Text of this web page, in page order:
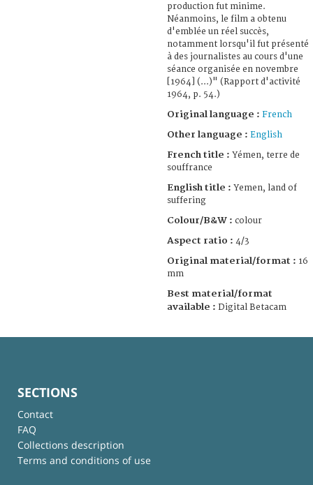
production fut minime.
Néanmoins, le film a obtenu
d'emblée un réel succès,
notamment lorsqu'il fut présenté
à des journalistes au cours d'une
séance organisée en novembre
[1964] (...)" (Rapport d'activité
1964, p. 54.)
Original language : French
Other language : English
French title : Yémen, terre de
souffrance
English title : Yemen, land of
suffering
Colour/B&W : colour
Aspect ratio : 4/3
Original material/format : 16
mm
Best material/format
available : Digital Betacam
SECTIONS
Contact
FAQ
Collections description
Terms and conditions of use